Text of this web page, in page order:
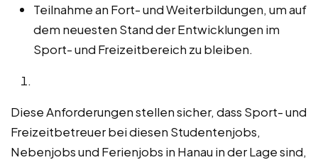
Teilnahme an Fort- und Weiterbildungen, um auf
dem neuesten Stand der Entwicklungen im
Sport- und Freizeitbereich zu bleiben.
Diese Anforderungen stellen sicher, dass Sport- und
Freizeitbetreuer bei diesen Studentenjobs,
Nebenjobs und Ferienjobs in Hanau in der Lage sind,